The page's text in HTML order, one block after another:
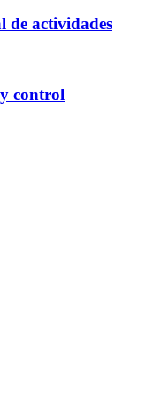
de actividades
control